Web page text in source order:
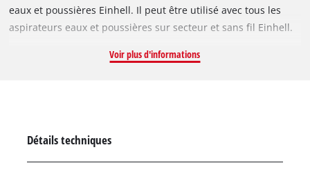
eaux et poussières Einhell. Il peut être utilisé avec tous les
aspirateurs eaux et poussières sur secteur et sans fil Einhell.
tâches nécessitant un grand rayon d’action, par exemple pour
l’aspirateur eaux et poussières.
Voir plus d'informations
Détails techniques